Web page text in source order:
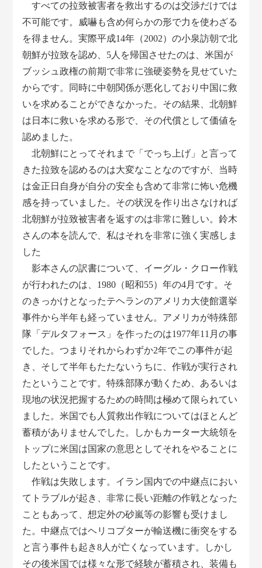
すべての拉致被害者を救出するのは交渉だけでは
不可能です。威嚇も含め何らかの形で力を使わざる
を得ません。実際平成14年（2002）の小泉訪朝で北
朝鮮が拉致を認め、5人を帰国させたのは、米国が
ブッシュ政権の前期で非常に強硬姿勢を見せていた
からです。同時に中朝関係が悪化しており中国に救
いを求めることができなかった。その結果、北朝鮮
は日本に救いを求める形で、その代償として価値を
認めました。
北朝鮮にとってそれまで「でっち上げ」と言って
きた拉致を認めるのは大変なことなのですが、当時
は金正日自身が自分の安全も含めて非常に怖い危機
感を持っていました。その状況を作り出さなければ
北朝鮮が拉致被害者を返すのは非常に難しい。鈴木
さんの本を読んで、私はそれを非常に強く実感しま
した
影本さんの訳書について、イーグル・クロー作戦
が行われたのは、1980（昭和55）年の4月です。そ
のきっかけとなったテヘランのアメリカ大使館選挙
事件から半年も経っていません。アメリカが特殊部
隊「デルタフォース」を作ったのは1977年11月の事
でした。つまりそれからわずか2年でこの事件が起
き、そして半年もたたないうちに、作戦が実行され
たということです。特殊部隊が動くため、あるいは
現地の状況把握するための時間は極めて限られてい
ました。米国でも人質救出作戦についてはほとんど
蓄積がありませんでした。しかもカーター大統領を
トップに米国は国家の意思としてそれをやることに
したということです。
作戦は失敗します。イラン国内での中継点におい
てトラブルが起き、非常に長い距離の作戦となった
こともあって、想定外の砂嵐等の影響も受けまし
た。中継点ではヘリコプターが輸送機に衝突をする
と言う事件も起き8人が亡くなっています。しかし
その後米国では様々な形で経験が蓄積され、装備も